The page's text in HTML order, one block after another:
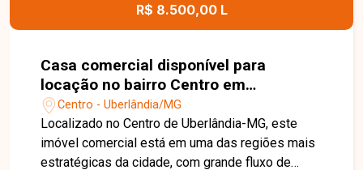
R$ 8.500,00 L
Casa comercial disponível para
locação no bairro Centro em
Uberlândia-MG
Centro - Uberlândia/MG
Localizado no Centro de Uberlândia-MG, este
imóvel comercial está em uma das regiões mais
estratégicas da cidade, com grande fluxo de